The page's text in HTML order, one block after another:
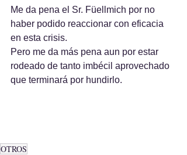
Me da pena el Sr. Füellmich por no
haber podido reaccionar con eficacia
en esta crisis.
Pero me da más pena aun por estar
rodeado de tanto imbécil aprovechado
que terminará por hundirlo.
OTROS